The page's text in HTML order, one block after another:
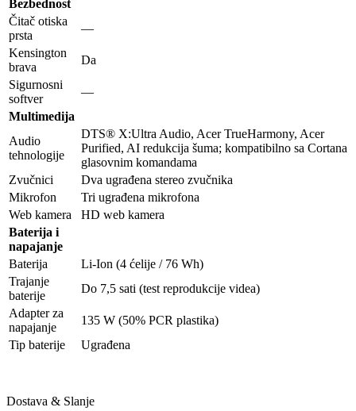
Bezbednost
Čitač otiska
prsta
—
Kensington
brava
Da
Sigurnosni
softver
—
Multimedija
Audio
tehnologije
DTS® X:Ultra Audio, Acer TrueHarmony, Acer
Purified, AI redukcija šuma; kompatibilno sa Cortana
glasovnim komandama
Zvučnici
Dva ugrađena stereo zvučnika
Mikrofon
Tri ugrađena mikrofona
Web kamera
HD web kamera
Baterija i
napajanje
Baterija
Li-Ion (4 ćelije / 76 Wh)
Trajanje
baterije
Do 7,5 sati (test reprodukcije videa)
Adapter za
napajanje
135 W (50% PCR plastika)
Tip baterije
Ugrađena
Dostava & Slanje